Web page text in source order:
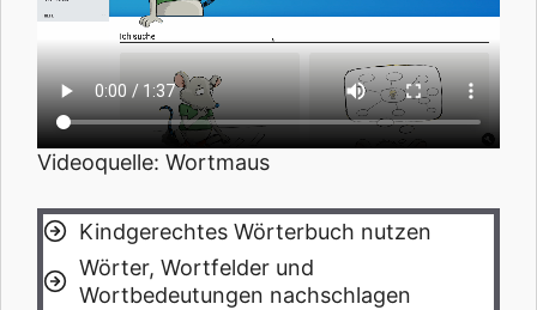
Videoquelle: Wortmaus
Kindgerechtes Wörterbuch nutzen
Wörter, Wortfelder und
Wortbedeutungen nachschlagen